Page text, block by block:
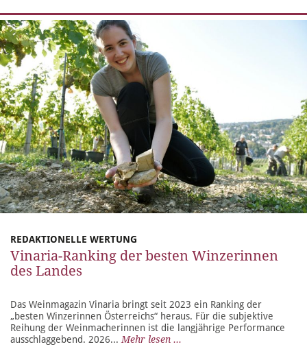
REDAKTIONELLE WERTUNG
Vinaria-Ranking der besten Winzerinnen
des Landes
Das Weinmagazin Vinaria bringt seit 2023 ein Ranking der
„besten Winzerinnen Österreichs“ heraus. Für die subjektive
Reihung der Weinmacherinnen ist die langjährige Performance
ausschlaggebend. 2026... Mehr lesen ...